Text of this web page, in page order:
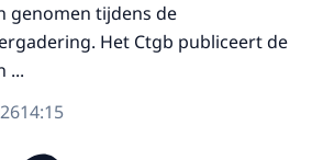
genomen tijdens de
Het Ctgb publiceert de
...
14:15